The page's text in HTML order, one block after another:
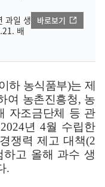
과일 생
배
바로보기
이하 농식품부)는 제
여 농촌진흥청, 농
자조금단체 등 관
2024년 4월 수립한
쟁력 제고 대책(2
하고 올해 과수 생
.